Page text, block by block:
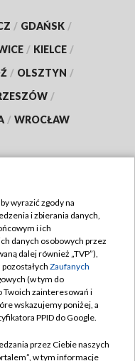
/ GDAŃSK /
/ KIELCE /
/ OLSZTYN /
/
/ WROCŁAW
wyrazić zgody na
i zbierania danych,
i ich
danych osobowych przez
dalej również „TVP”),
pozostałych Zaufanych
(w tym do
Twoich zainteresowań i
wskazujemy poniżej, a
PPID do Google.
przez Ciebie naszych
w tym informacje